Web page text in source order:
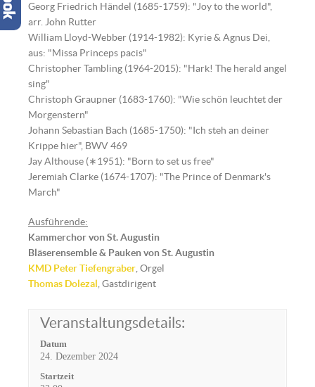
Georg Friedrich Händel (1685-1759): "Joy to the world",
arr. John Rutter
William Lloyd-Webber (1914-1982): Kyrie & Agnus Dei,
aus: "Missa Princeps pacis"
Christopher Tambling (1964-2015): "Hark! The herald angel
sing"
Christoph Graupner (1683-1760): "Wie schön leuchtet der
Morgenstern"
Johann Sebastian Bach (1685-1750): "Ich steh an deiner
Krippe hier", BWV 469
Jay Althouse (∗1951): "Born to set us free"
Jeremiah Clarke (1674-1707): "The Prince of Denmark's
March"
Ausführende:
Kammerchor von St. Augustin
Bläserensemble & Pauken von St. Augustin
KMD Peter Tiefengraber , Orgel
Thomas Dolezal , Gastdirigent
Veranstaltungsdetails:
Datum
24. Dezember 2024
Startzeit